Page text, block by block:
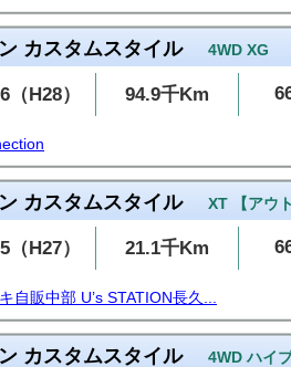
カスタムスタイル 4WD XG
（H28） 94.9千Km
カスタムスタイル XT 【アウ
（H27） 21.1千Km
自販中部 U’s STATION長久...
カスタムスタイル 4WD ハイ